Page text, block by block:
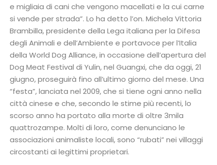
e migliaia di cani che vengono macellati e la cui carne
si vende per strada”. Lo ha detto l’on. Michela Vittoria
Brambilla, presidente della Lega italiana per la Difesa
degli Animali e dell’Ambiente e portavoce per l’Italia
della World Dog Alliance, in occasione dell’apertura del
Dog Meat Festival di Yulin, nel Guangxi, che da oggi, 21
giugno, proseguirà fino all’ultimo giorno del mese. Una
“festa”, lanciata nel 2009, che si tiene ogni anno nella
città cinese e che, secondo le stime più recenti, lo
scorso anno ha portato alla morte di oltre 3mila
quattrozampe. Molti di loro, come denunciano le
associazioni animaliste locali, sono “rubati” nei villaggi
circostanti ai legittimi proprietari.